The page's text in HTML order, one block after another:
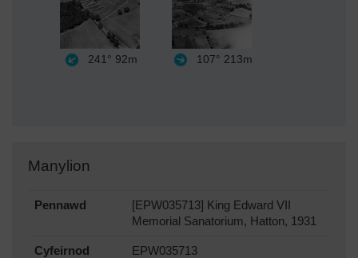
241° 92m 107° 213m
Manylion
Pennawd
[EPW035713] King Edward VII
Memorial Sanatorium, Hatton, 1931
Cyfeirnod EPW035713